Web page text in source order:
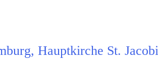
Hauptkirche St. Jacobi